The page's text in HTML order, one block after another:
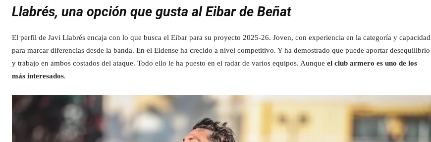
Llabrés, una opción que gusta al Eibar de Beñat
El perfil de Javi Llabrés encaja con lo que busca el Eibar para su proyecto 2025-26. Joven, con experiencia en la categoría y capacidad
para marcar diferencias desde la banda. En el Eldense ha crecido a nivel competitivo. Y ha demostrado que puede aportar desequilibrio
y trabajo en ambos costados del ataque. Todo ello le ha puesto en el radar de varios equipos. Aunque el club armero es uno de los
más interesados.